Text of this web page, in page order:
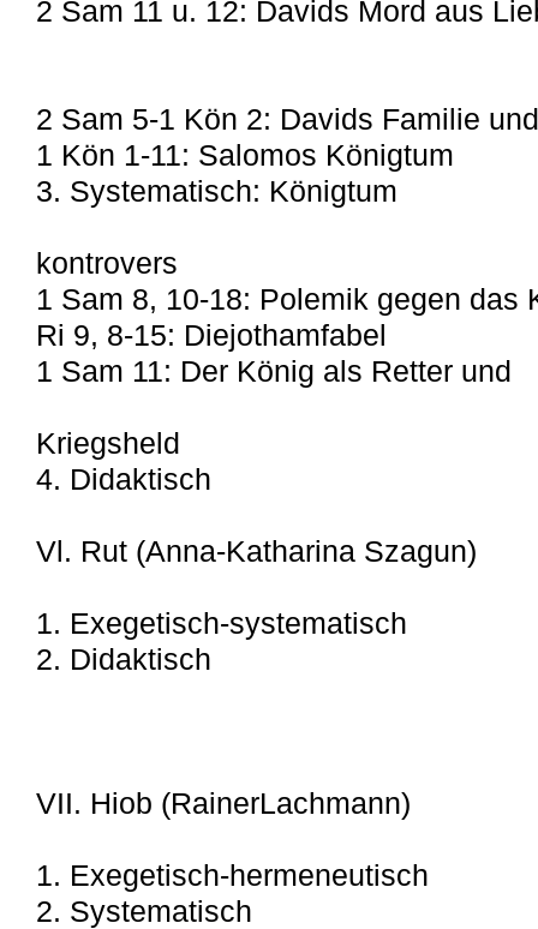
2 Sam 11 u. 12: Davids Mord aus
2 Sam 5-1 Kön 2: Davids Familie
1 Kön 1-11: Salomos Königtum
3. Systematisch: Königtum
kontrovers
1 Sam 8, 10-18: Polemik gegen das
Ri 9, 8-15: Diejothamfabel
1 Sam 11: Der König als Retter und
Kriegsheld
4. Didaktisch
Vl. Rut (Anna-Katharina Szagun)
1. Exegetisch-systematisch
2. Didaktisch
VII. Hiob (RainerLachmann)
1. Exegetisch-hermeneutisch
2. Systematisch